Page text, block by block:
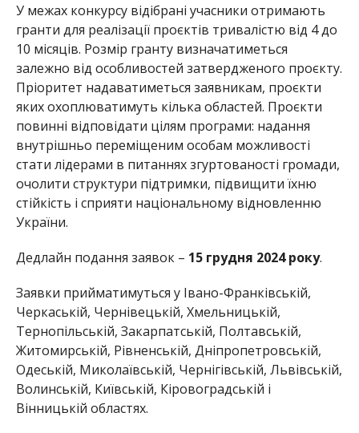
У межах конкурсу відібрані учасники отримають
гранти для реалізації проєктів тривалістю від 4 до
10 місяців. Розмір гранту визначатиметься
залежно від особливостей затвердженого проєкту.
Пріоритет надаватиметься заявникам, проєкти
яких охоплюватимуть кілька областей. Проєкти
повинні відповідати цілям програми: надання
внутрішньо переміщеним особам можливості
стати лідерами в питаннях згуртованості громади,
очолити структури підтримки, підвищити їхню
стійкість і сприяти національному відновленню
України.
Дедлайн подання заявок – 15 грудня 2024 року.
Заявки прийматимуться у Івано-Франківській,
Черкаській, Чернівецькій, Хмельницькій,
Тернопільській, Закарпатській, Полтавській,
Житомирській, Рівненській, Дніпропетровській,
Одеській, Миколаївській, Чернігівській, Львівській,
Волинській, Київській, Кіровоградській і
Вінницькій областях.